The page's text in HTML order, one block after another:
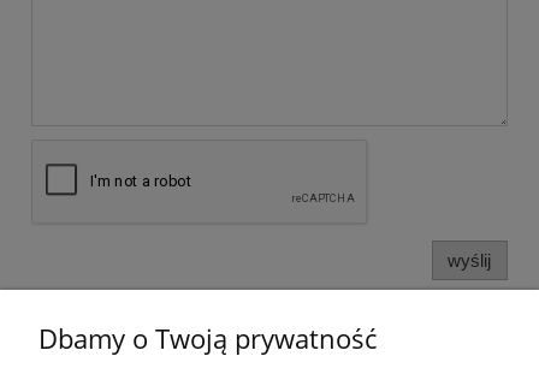
wyślij
Informacje o sklepie
Dbamy o Twoją prywatność